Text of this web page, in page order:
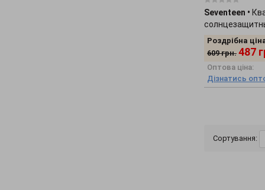
Seventeen •
Роздрібна
609 грн. 487
Оптова ціна:
Дізнатись
Сортування: